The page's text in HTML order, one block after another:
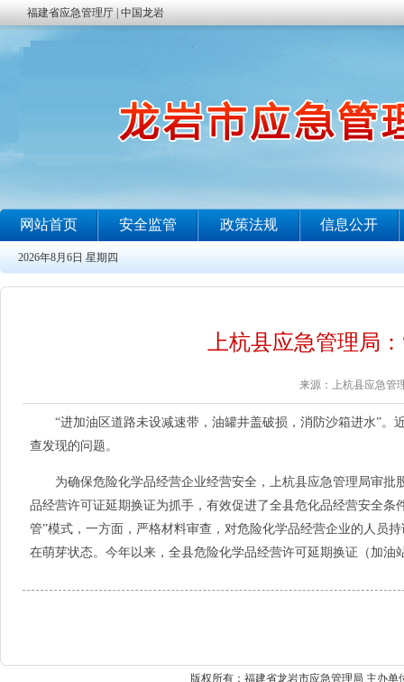
上杭县应急管理局
来源：上杭县应急管
“进加油区道路未设减速带，油罐井盖破损，消防沙箱进水”。
查发现的问题。
为确保危险化学品经营企业经营安全，上杭县应急管理局审批
品经营许可证延期换证为抓手，有效促进了全县危化品经营安全
管”模式，一方面，严格材料审查，对危险化学品经营企业的人员
在萌芽状态。今年以来，全县危险化学品经营许可延期换证（加油